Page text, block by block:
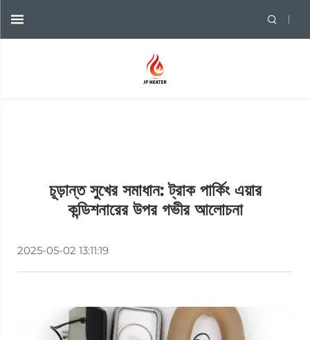
চূড়ান্ত সুখের সমাধান: ট্রাক পার্কিং এয়ার
কন্ডিশনারের উপর গভীর আলোচনা
2025-05-02 13:11:19